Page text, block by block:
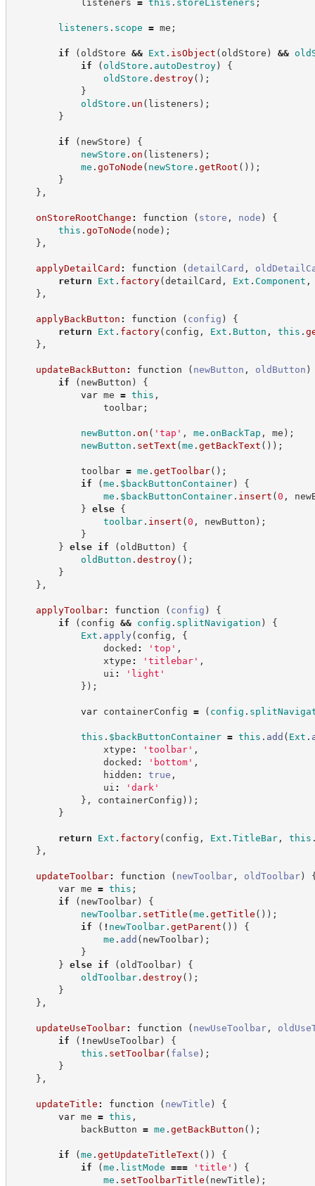
listeners = this . storeListeners ;
listeners . scope = me ;
if ( oldStore && Ext . isObject ( oldStore ) &&
if
( oldStore . autoDestroy)
{
oldStore . destroy( ) ;
}
oldStore . un ( listeners ) ;
}
if ( newStore )
{
newStore . on ( listeners ) ;
me . goToNode ( newStore . getRoot ( ) ) ;
}
} ,
onStoreRootChange : function ( store , node )
{
this . goToNode ( node ) ;
} ,
applyDetailCard : function (detailCard ,
return
Ext . factory(detailCard , Ext . Component ,
} ,
applyBackButton : function ( config )
{
return
Ext . factory( config , Ext . Button , this .
} ,
updateBackButton : function ( newButton , oldButton )
if
( newButton )
{
var me = this ,
toolbar;
newButton . on ( ' tap ' , me . onBackTap , me ) ;
newButton . setText (me . getBackText ( ) ) ;
toolbar = me . getToolbar( ) ;
if
(me . $backButtonContainer)
{
me . $backButtonContainer. insert (0 ,
} else
{
toolbar. insert (0 , newButton ) ;
}
} else if ( oldButton )
{
oldButton . destroy( ) ;
}
} ,
applyToolbar: function ( config )
{
if
( config && config . splitNavigation )
{
Ext . apply ( config ,
{
docked : ' top ' ,
xtype : ' titlebar' ,
ui : ' light '
} ) ;
var containerConfig = ( config .
this . $backButtonContainer = this . add ( Ext .
xtype : ' toolbar' ,
docked : ' bottom' ,
hidden : true ,
ui : ' dark '
} , containerConfig ) ) ;
}
return Ext . factory( config , Ext . TitleBar, this
} ,
updateToolbar: function ( newToolbar, oldToolbar)
var me = this ;
if
( newToolbar)
{
newToolbar. setTitle (me . getTitle ( ) ) ;
if
( ! newToolbar. getParent ( ) )
{
me . add ( newToolbar) ;
}
} else if ( oldToolbar)
{
oldToolbar. destroy( ) ;
}
} ,
updateUseToolbar: function ( newUseToolbar,
if
( ! newUseToolbar)
{
this . setToolbar( false ) ;
}
} ,
updateTitle : function ( newTitle )
{
var me = this ,
backButton = me . getBackButton ( ) ;
if (me . getUpdateTitleText ( ) )
{
if
(me . listMode === ' title ' )
{
me . setToolbarTitle ( newTitle ) ;